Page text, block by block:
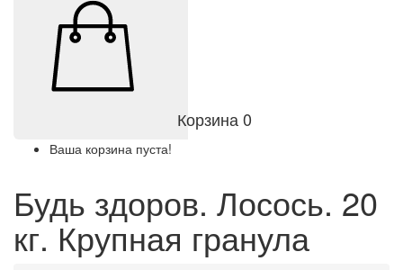
Корзина0
Ваша корзина пуста!
Будь здоров. Лосось. 20
кг. Крупная гранула